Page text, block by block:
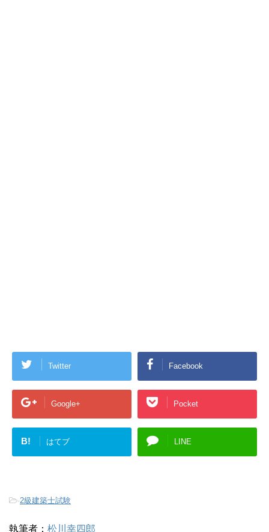
Twitter Facebook
Google+ Pocket
B! はてブ LINE
-2級建築士試験
執筆者： 松川幸四郎